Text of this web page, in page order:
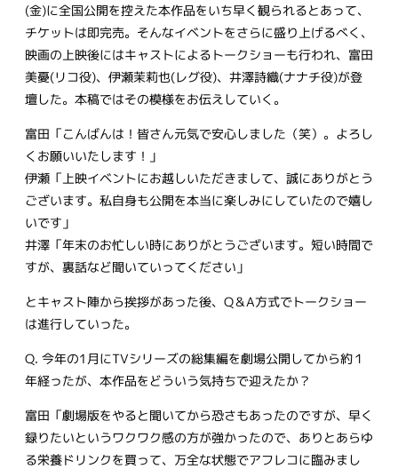
(金)に全国公開を控えた本作品をいち早く観られるとあって、
チケットは即完売。そんなイベントをさらに盛り上げるべく、
映画の上映後にはキャストによるトークショーも行われ、富田
美憂(リコ役)、伊瀬茉莉也(レグ役)、井澤詩織(ナナチ役)が登
壇した。本稿ではその模様をお伝えしていく。
富田「こんばんは！皆さん元気で安心しました（笑）。よろし
くお願いいたします！」
伊瀬「上映イベントにお越しいただきまして、誠にありがとう
ございます。私自身も公開を本当に楽しみにしていたので嬉し
いです」
井澤「年末のお忙しい時にありがとうございます。短い時間で
すが、裏話など聞いていってください」
とキャスト陣から挨拶があった後、Q＆A方式でトークショー
は進行していった。
Q. 今年の1月にTVシリーズの総集編を劇場公開してから約１
年経ったが、本作品をどういう気持ちで迎えたか？
富田「劇場版をやると聞いてから恐さもあったのですが、早く
録りたいというワクワク感の方が強かったので、ありとあらゆ
る栄養ドリンクを買って、万全な状態でアフレコに臨みまし